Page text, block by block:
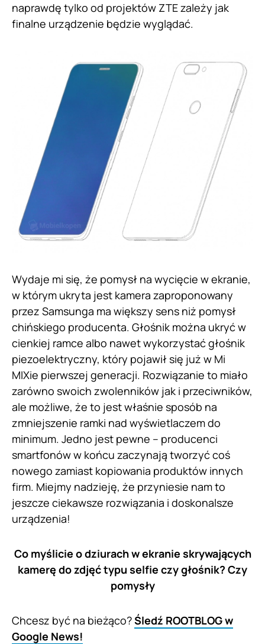
naprawdę tylko od projektów ZTE zależy jak
finalne urządzenie będzie wyglądać.
Wydaje mi się, że pomysł na wycięcie w ekranie,
w którym ukryta jest kamera zaproponowany
przez Samsunga ma większy sens niż pomysł
chińskiego producenta. Głośnik można ukryć w
cienkiej ramce albo nawet wykorzystać głośnik
piezoelektryczny, który pojawił się już w Mi
MIXie pierwszej generacji. Rozwiązanie to miało
zarówno swoich zwolenników jak i przeciwników,
ale możliwe, że to jest właśnie sposób na
zmniejszenie ramki nad wyświetlaczem do
minimum. Jedno jest pewne – producenci
smartfonów w końcu zaczynają tworzyć coś
nowego zamiast kopiowania produktów innych
firm. Miejmy nadzieję, że przyniesie nam to
jeszcze ciekawsze rozwiązania i doskonalsze
urządzenia!
Co myślicie o dziurach w ekranie skrywających
kamerę do zdjęć typu selfie czy głośnik? Czy
pomysły
Chcesz być na bieżąco?Śledź ROOTBLOG w
Google News!